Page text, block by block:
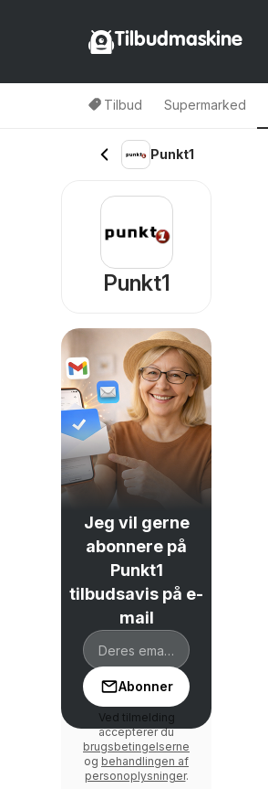
Tilbudmaskine
Tilbud Supermarked
Punkt1
Punkt1
Jeg vil gerne
abonnere på
Punkt1
tilbudsavis på e-
mail
Abonner
Ved tilmelding
accepterer du
brugsbetingelserne
og behandlingen af
personoplysninger.